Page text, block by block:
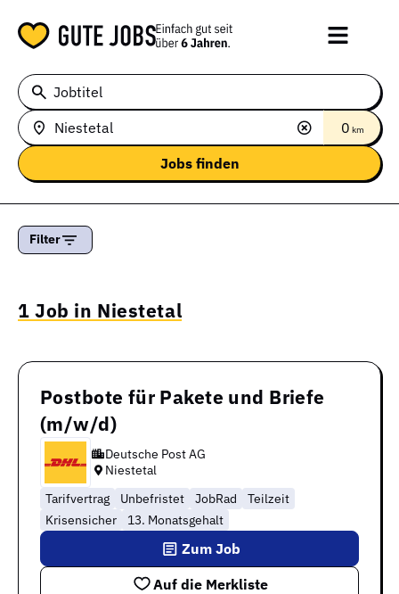
Jobtitel
0 km
Filter
1 Job in Niestetal
Postbote für Pakete und Briefe
(m/w/d)
Deutsche Post AG
Niestetal
Tarifvertrag
Unbefristet JobRad
Teilzeit
Krisensicher
13. Monatsgehalt
Auf die Merkliste
Zum Job